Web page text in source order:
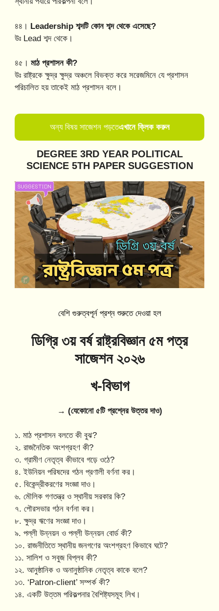
৪৪। Leadership শব্দটি কোন শব্দ থেকে এসেছে?
উঃ Lead শব্দ থেকে।
৪৫। মাঠ প্রশাসন কী?
উঃ রাষ্ট্রকে ক্ষুদ্র ক্ষুদ্র অঞ্চলে বিভক্ত করে সরেজমিনে যে প্রশাসন
পরিচালিত হয় তাকেই মাঠ প্রশাসন বলে।
অন্য বিষয় সাজেশন পড়তেএখানে ক্লিক করুন
DEGREE 3RD YEAR POLITICAL
SCIENCE 5TH PAPER SUGGESTION
বেশি গুরুত্বপূর্ন প্রশ্ন শুরুতে দেওয়া হল
ডিগ্রি ৩য় বর্ষরাষ্ট্রবিজ্ঞান ৫ম পত্র
সাজেশন ২০২৬
খ-বিভাগ
→ (যেকোনো ৫টি প্রশ্নের উত্তর দাও)
১. মাঠ প্রশাসন বলতে কী বুঝ?
২. রাজনৈতিক অংশগ্রহণ কী?
৩. গ্রামীণ নেতৃত্ব কীভাবে গড়ে ওঠে?
৪. ইউনিয়ন পরিষদের গঠন প্রণালী বর্ণনা কর।
৫. বিকেন্দ্রীকরণের সংজ্ঞা দাও।
৬. মৌলিক গণতন্ত্র ও স্থানীয় সরকার কি?
৭. পৌরসভার গঠন বর্ণনা কর।
৮. ক্ষুদ্র ঋণের সংজ্ঞা দাও।
৯. পল্লী উন্নয়ন ও পল্লী উন্নয়ন বোর্ড কী?
১০. রাজনীতিতে স্থানীয় জনগণের অংশগ্রহণ কিভাবে ঘটে?
১১. সালিশ ও সবুজ বিপ্লব কী?
১২. আনুষ্ঠানিক ও অনানুষ্ঠানিক নেতৃত্ব কাকে বলে?
১৩. ‘Patron-client’ সম্পর্ক কী?
১৪. একটি উত্তম পরিকল্পনার বৈশিষ্ট্যসমূহ লিখ।